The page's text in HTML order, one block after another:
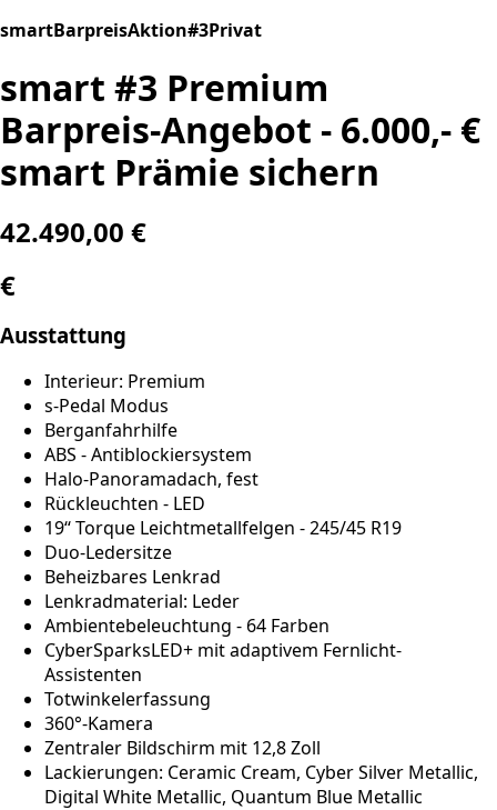
smartBarpreisAktion#3Privat
smart #3 Premium
Barpreis-Angebot - 6.000,- €
smart Prämie sichern
42.490,00 €
€
Ausstattung
Interieur: Premium
s-Pedal Modus
Berganfahrhilfe
ABS - Antiblockiersystem
Halo-Panoramadach, fest
Rückleuchten - LED
19‘‘ Torque Leichtmetallfelgen - 245/45 R19
Duo-Ledersitze
Beheizbares Lenkrad
Lenkradmaterial: Leder
Ambientebeleuchtung - 64 Farben
CyberSparksLED+ mit adaptivem Fernlicht-
Assistenten
Totwinkelerfassung
360°-Kamera
Zentraler Bildschirm mit 12,8 Zoll
Lackierungen: Ceramic Cream, Cyber Silver Metallic,
Digital White Metallic, Quantum Blue Metallic